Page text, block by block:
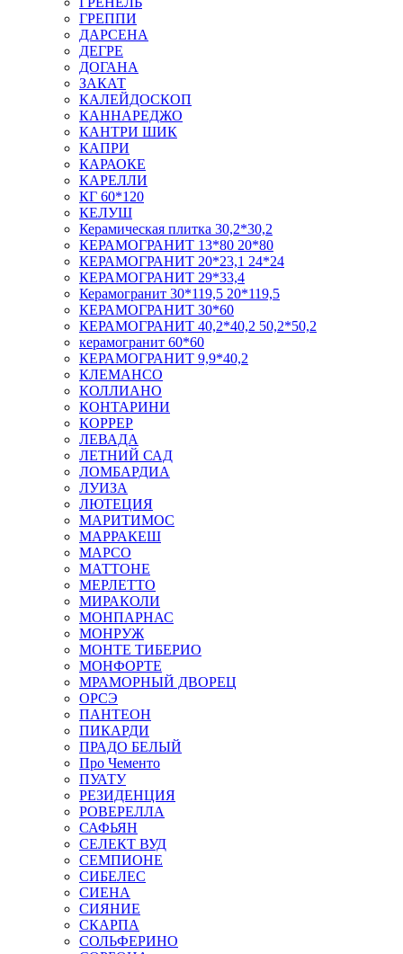
ГРЕППИ
ДАРСЕНА
ДЕГРЕ
ДОГАНА
ЗАКАТ
КАЛЕЙДОСКОП
КАННАРЕДЖО
КАНТРИ ШИК
КАПРИ
КАРАОКЕ
КАРЕЛЛИ
КГ 60*120
КЕЛУШ
Керамическая плитка 30,2*30,2
КЕРАМОГРАНИТ 13*80 20*80
КЕРАМОГРАНИТ 20*23,1 24*24
КЕРАМОГРАНИТ 29*33,4
Керамогранит 30*119,5 20*119,5
КЕРАМОГРАНИТ 30*60
КЕРАМОГРАНИТ 40,2*40,2 50,2*50,2
керамогранит 60*60
КЕРАМОГРАНИТ 9,9*40,2
КЛЕМАНСО
КОЛЛИАНО
КОНТАРИНИ
КОРРЕР
ЛЕВАДА
ЛЕТНИЙ САД
ЛОМБАРДИА
ЛУИЗА
ЛЮТЕЦИЯ
МАРИТИМОС
МАРРАКЕШ
МАРСО
МАТТОНЕ
МЕРЛЕТТО
МИРАКОЛИ
МОНПАРНАС
МОНРУЖ
МОНТЕ ТИБЕРИО
МОНФОРТЕ
МРАМОРНЫЙ ДВОРЕЦ
ОРСЭ
ПАНТЕОН
ПИКАРДИ
ПРАДО БЕЛЫЙ
Про Чементо
ПУАТУ
РЕЗИДЕНЦИЯ
РОВЕРЕЛЛА
САФЬЯН
СЕЛЕКТ ВУД
СЕМПИОНЕ
СИБЕЛЕС
СИЕНА
СИЯНИЕ
СКАРПА
СОЛЬФЕРИНО